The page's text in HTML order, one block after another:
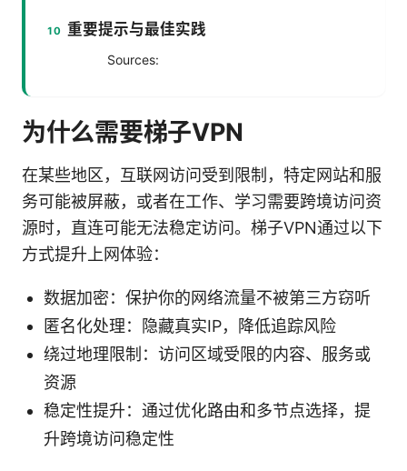
重要提示与最佳实践
Sources:
为什么需要梯子VPN
在某些地区，互联网访问受到限制，特定网站和服
务可能被屏蔽，或者在工作、学习需要跨境访问资
源时，直连可能无法稳定访问。梯子VPN通过以下
方式提升上网体验：
数据加密：保护你的网络流量不被第三方窃听
匿名化处理：隐藏真实IP，降低追踪风险
绕过地理限制：访问区域受限的内容、服务或
资源
稳定性提升：通过优化路由和多节点选择，提
升跨境访问稳定性